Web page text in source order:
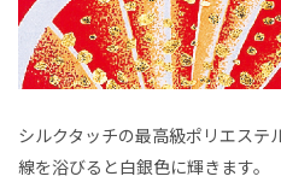
シルクタッチの最高級ポリエステ
線を浴びると白銀色に輝きます。